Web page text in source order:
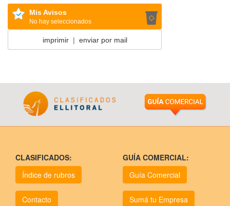
Mis Avisos
No hay seleccionados
imprimir| enviar por mail
CLASIFICADOS:
Índice de rubros
Contacto
GUÍA COMERCIAL:
Guía Comercial
Sumá tu Empresa